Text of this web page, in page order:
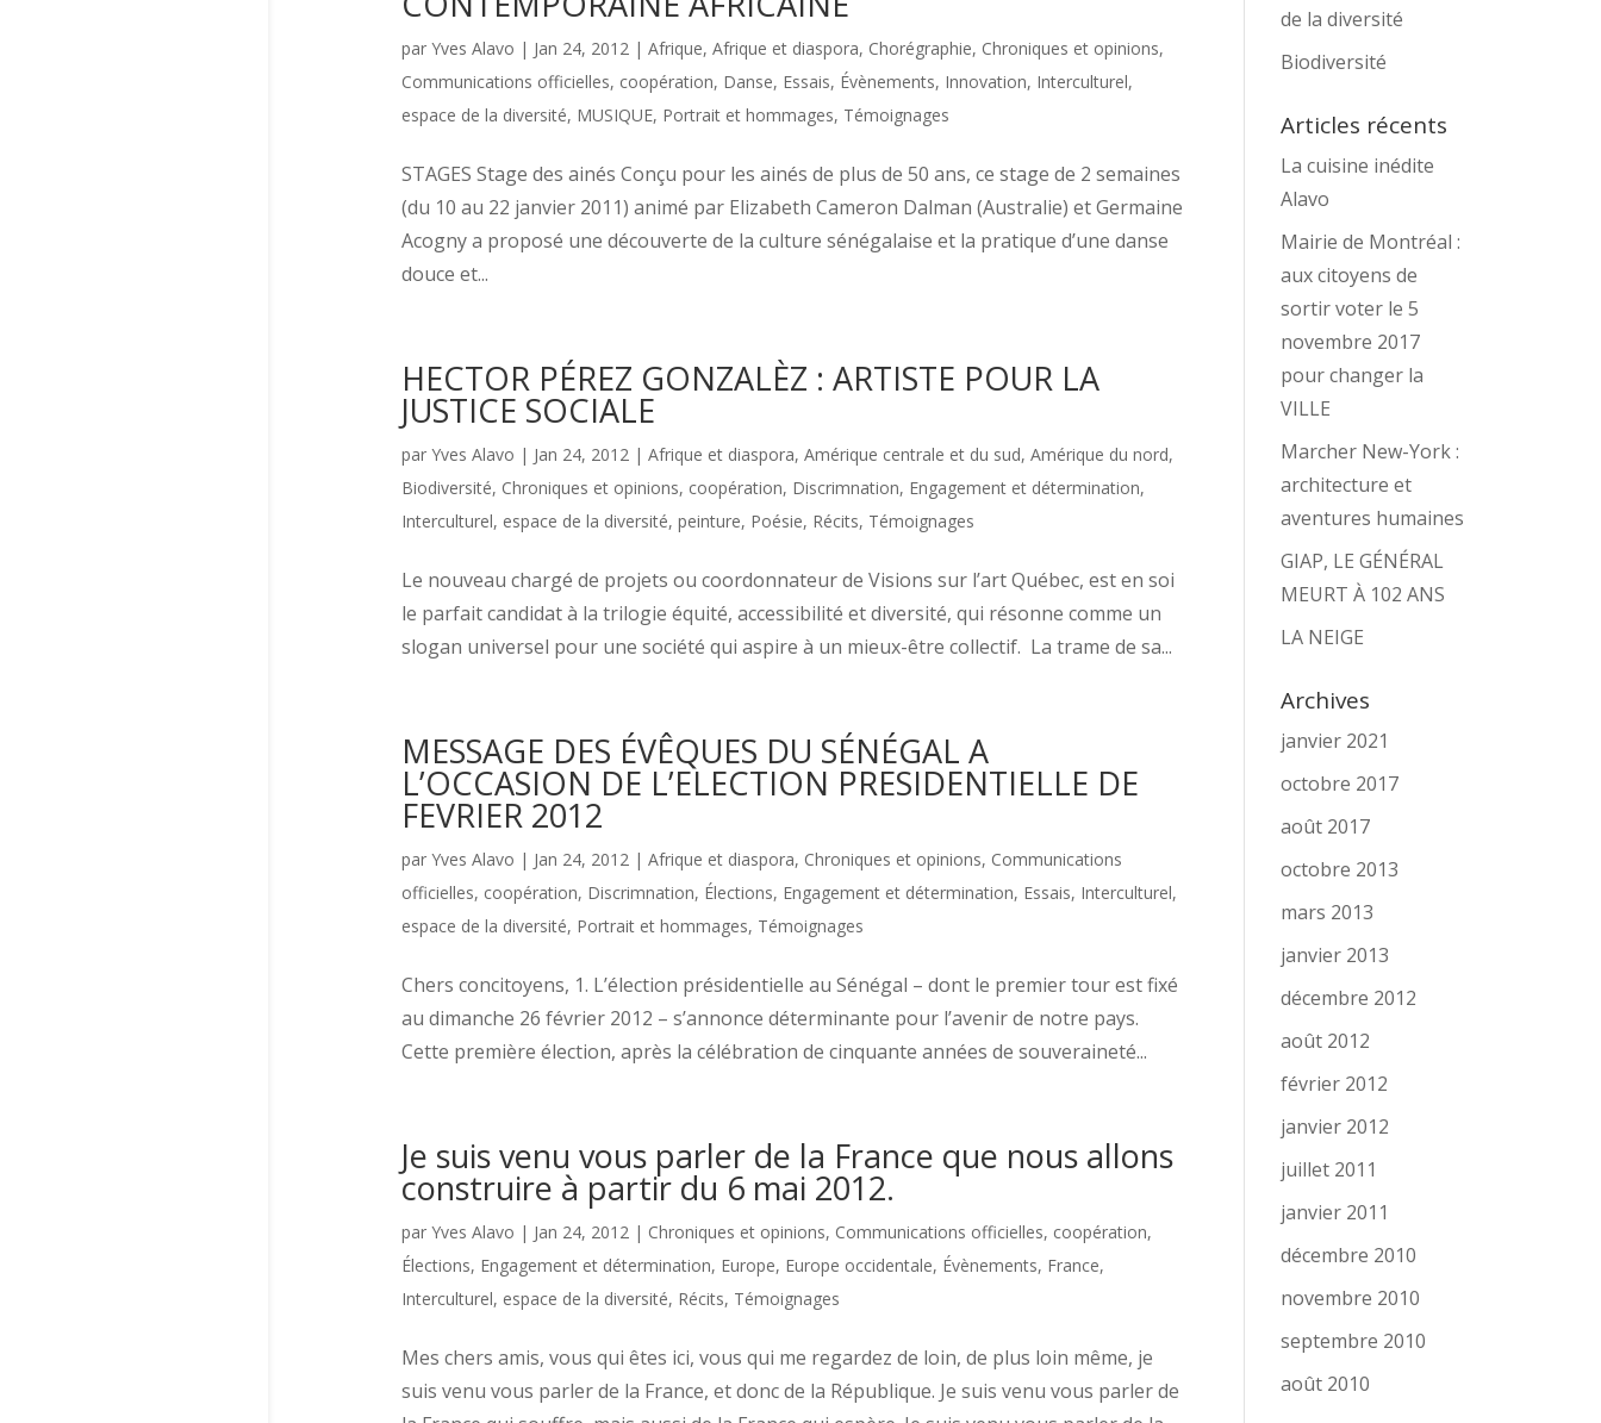
par Yves Alavo | Jan 24, 2012| Afrique, Afrique et diaspora, Chorégraphie, Chroniques et opinions,
Communications officielles, coopération, Danse, Essais, Évènements, Innovation, Interculturel,
espace de la diversité, MUSIQUE, Portrait et hommages, Témoignages
STAGES Stage des ainés Conçu pour les ainés de plus de 50 ans, ce stage de 2 semaines
(du 10 au 22 janvier 2011) animé par Elizabeth Cameron Dalman (Australie) et Germaine
Acogny a proposé une découverte de la culture sénégalaise et la pratique d’une danse
douce et...
HECTOR PÉREZ GONZALÈZ : ARTISTE POUR LA
JUSTICE SOCIALE
par Yves Alavo | Jan 24, 2012| Afrique et diaspora, Amérique centrale et du sud, Amérique du nord,
Biodiversité, Chroniques et opinions, coopération, Discrimnation, Engagement et détermination,
Interculturel, espace de la diversité, peinture, Poésie, Récits, Témoignages
Le nouveau chargé de projets ou coordonnateur de Visions sur l’art Québec, est en soi
le parfait candidat à la trilogie équité, accessibilité et diversité, qui résonne comme un
slogan universel pour une société qui aspire à un mieux-être collectif. La trame de sa...
MESSAGE DES ÉVÊQUES DU SÉNÉGAL A
L’OCCASION DE L’ELECTION PRESIDENTIELLE DE
FEVRIER 2012
par Yves Alavo | Jan 24, 2012| Afrique et diaspora, Chroniques et opinions, Communications
officielles, coopération, Discrimnation, Élections, Engagement et détermination, Essais, Interculturel,
espace de la diversité, Portrait et hommages, Témoignages
Chers concitoyens, 1. L’élection présidentielle au Sénégal – dont le premier tour est fixé
au dimanche 26 février 2012 – s’annonce déterminante pour l’avenir de notre pays.
Cette première élection, après la célébration de cinquante années de souveraineté...
Je suis venu vous parler de la France que nous allons
construire à partir du 6 mai 2012.
par Yves Alavo | Jan 24, 2012| Chroniques et opinions, Communications officielles, coopération,
Élections, Engagement et détermination, Europe, Europe occidentale, Évènements, France,
Interculturel, espace de la diversité, Récits, Témoignages
Mes chers amis, vous qui êtes ici, vous qui me regardez de loin, de plus loin même, je
suis venu vous parler de la France, et donc de la République. Je suis venu vous parler de
de la diversité
Biodiversité
Articles récents
La cuisine inédite
Alavo
Mairie de Montréal :
aux citoyens de
sortir voter le 5
novembre 2017
pour changer la
VILLE
Marcher New-York :
architecture et
aventures humaines
GIAP, LE GÉNÉRAL
MEURT À 102 ANS
LA NEIGE
Archives
janvier 2021
octobre 2017
août 2017
octobre 2013
mars 2013
janvier 2013
décembre 2012
août 2012
février 2012
janvier 2012
juillet 2011
janvier 2011
décembre 2010
novembre 2010
septembre 2010
août 2010